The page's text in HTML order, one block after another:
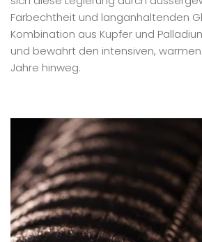
Farbechtheit und langanhaltenden
Kombination aus Kupfer und
und bewahrt den intensiven,
Jahre hinweg.